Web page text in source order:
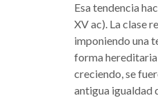
Esa tendencia
XV ac). La clase
imponiendo una
forma hereditaria
creciendo, se
antigua igualdad